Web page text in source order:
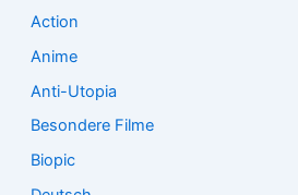
Action
Anime
Anti-Utopia
Besondere Filme
Biopic